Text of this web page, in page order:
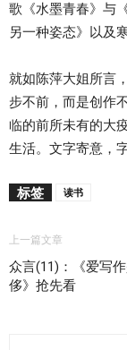
歌《水墨青春》与
另一种姿态》以及
就如陈萍大姐所言
步不前，而是创作
临的前所未有的大
生活。文字寄意，
标签 读书
上一篇文章
众言(11)：《爱写
侈》抢先看